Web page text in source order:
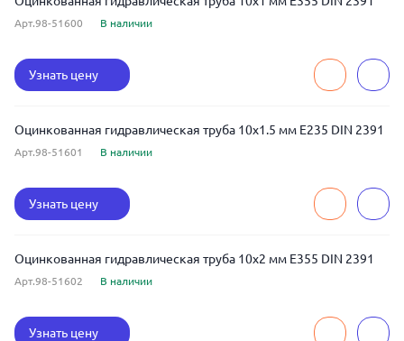
Арт.98-51600 В наличии
Узнать цену
Оцинкованная гидравлическая труба 10x1.5 мм E235 DIN 2391
Арт.98-51601 В наличии
Узнать цену
Оцинкованная гидравлическая труба 10x2 мм E355 DIN 2391
Арт.98-51602 В наличии
Узнать цену